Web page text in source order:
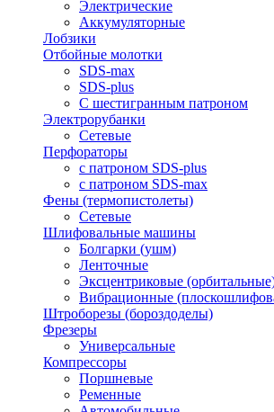
Электрические
Аккумуляторные
Лобзики
Отбойные молотки
SDS-max
SDS-plus
С шестигранным патроном
Электрорубанки
Сетевые
Перфораторы
с патроном SDS-plus
с патроном SDS-max
Фены (термопистолеты)
Сетевые
Шлифовальные машины
Болгарки (ушм)
Ленточные
Эксцентриковые
Вибрационные
Штроборезы (бороздоделы)
Фрезеры
Универсальные
Компрессоры
Поршневые
Ременные